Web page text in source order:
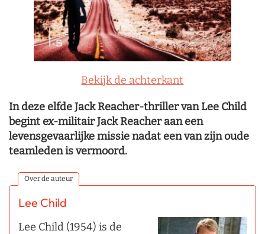
Bekijk de achterkant
In deze elfde Jack Reacher-thriller van Lee Child
begint ex-militair Jack Reacher aan een
levensgevaarlijke missie nadat een van zijn oude
teamleden is vermoord.
Over de auteur
Lee Child
Lee Child (1954) is de